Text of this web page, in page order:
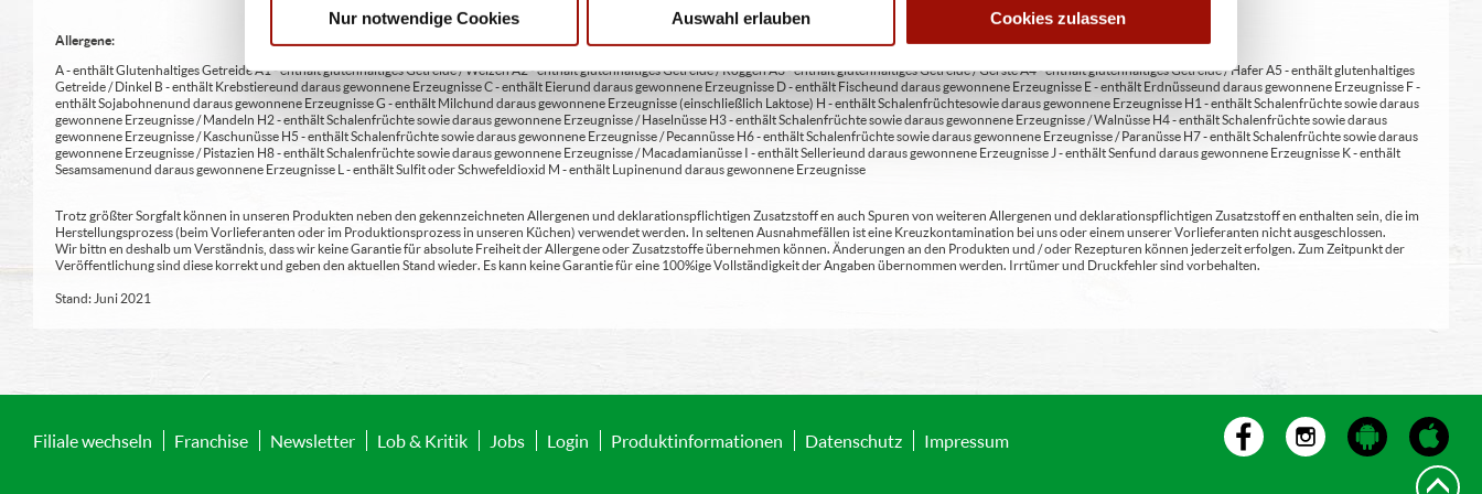
Nur notwendige Cookies Auswahl erlauben Cookies zulassen
Allergene:
A - enthält Glutenhaltiges Getreide A1 - enthält glutenhaltiges Getreide / Weizen A2 - enthält glutenhaltiges Getreide / Roggen A3 - enthält glutenhaltiges Getreide / Gerste A4 - enthält glutenhaltiges Getreide / Hafer A5 - enthält glutenhaltiges
Getreide / Dinkel B - enthält Krebstiere und daraus gewonnene Erzeugnisse C - enthält Eier und daraus gewonnene Erzeugnisse D - enthält Fische und daraus gewonnene Erzeugnisse E - enthält Erdnüsse und daraus gewonnene Erzeugnisse F -
enthält Sojabohnen und daraus gewonnene Erzeugnisse G - enthält Milch und daraus gewonnene Erzeugnisse (einschließlich Laktose) H - enthält Schalenfrüchte sowie daraus gewonnene Erzeugnisse H1 - enthält Schalenfrüchte sowie daraus
gewonnene Erzeugnisse / Mandeln H2 - enthält Schalenfrüchte sowie daraus gewonnene Erzeugnisse / Haselnüsse H3 - enthält Schalenfrüchte sowie daraus gewonnene Erzeugnisse / Walnüsse H4 - enthält Schalenfrüchte sowie daraus
gewonnene Erzeugnisse / Kaschunüsse H5 - enthält Schalenfrüchte sowie daraus gewonnene Erzeugnisse / Pecannüsse H6 - enthält Schalenfrüchte sowie daraus gewonnene Erzeugnisse / Paranüsse H7 - enthält Schalenfrüchte sowie daraus
gewonnene Erzeugnisse / Pistazien H8 - enthält Schalenfrüchte sowie daraus gewonnene Erzeugnisse / Macadamianüsse I - enthält Sellerie und daraus gewonnene Erzeugnisse J - enthält Senf und daraus gewonnene Erzeugnisse K - enthält
Sesamsamen und daraus gewonnene Erzeugnisse L - enthält Sulfit oder Schwefeldioxid M - enthält Lupinen und daraus gewonnene Erzeugnisse
Trotz größter Sorgfalt können in unseren Produkten neben den gekennzeichneten Allergenen und deklarationspflichtigen Zusatzstoff en auch Spuren von weiteren Allergenen und deklarationspflichtigen Zusatzstoff en enthalten sein, die im
Herstellungsprozess (beim Vorlieferanten oder im Produktionsprozess in unseren Küchen) verwendet werden. In seltenen Ausnahmefällen ist eine Kreuzkontamination bei uns oder einem unserer Vorlieferanten nicht ausgeschlossen.
Wir bittn en deshalb um Verständnis, dass wir keine Garantie für absolute Freiheit der Allergene oder Zusatzstoffe übernehmen können. Änderungen an den Produkten und / oder Rezepturen können jederzeit erfolgen. Zum Zeitpunkt der
Veröffentlichung sind diese korrekt und geben den aktuellen Stand wieder. Es kann keine Garantie für eine 100%ige Vollständigkeit der Angaben übernommen werden. Irrtümer und Druckfehler sind vorbehalten.
Stand: Juni 2021
Filiale wechseln Franchise Newsletter Lob & Kritik Jobs Login Produktinformationen Datenschutz Impressum